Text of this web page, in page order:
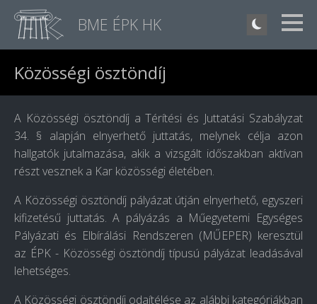
BME ÉPK HK
Közösségi ösztöndíj
A Közösségi ösztöndíj a Térítési és Juttatási Szabályzat
34. § alapján elnyerhető juttatás, melynek célja azon
hallgatók jutalmazása, akik a vizsgált időszakban aktívan
részt vesznek a Kar közösségi életében.
A Közösségi ösztöndíj pályázat útján elnyerhető, egyszeri
kifizetésű juttatás.A pályázás a Műegyetemi Egységes
Pályázati és Elbírálási Rendszeren (MŰEPER) keresztül
az ÉPK - Közösségi ösztöndíj típusú pályázat leadásával
lehetséges.
A Közösségi ösztöndíj odaítélése az alábbi kategóriákban